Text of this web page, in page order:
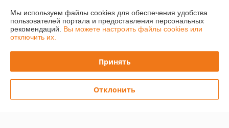
12.10.2022
Покупатель
Сделка подтверждена через корзину
Показать все отзывы
Мы используем файлы cookies для обеспечения удобства
пользователей портала и предоставления персональных
рекомендаций. Вы можете настроить файлы cookies или
отключить их.
Принять
Отклонить